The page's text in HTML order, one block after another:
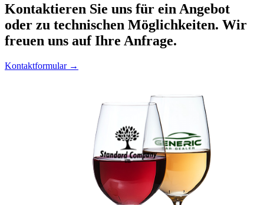
Kontaktieren Sie uns für ein Angebot
oder zu technischen Möglichkeiten. Wir
freuen uns auf Ihre Anfrage.
Kontaktformular →